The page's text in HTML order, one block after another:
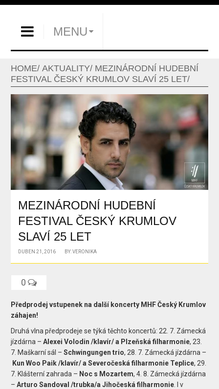
MENU
HOME AKTUALITY MEZINÁRODNÍ HUDEBNÍ
FESTIVAL ČESKÝ KRUMLOV SLAVÍ 25 LET
MEZINÁRODNÍ HUDEBNÍ
FESTIVAL ČESKÝ KRUMLOV
SLAVÍ 25 LET
DUBEN 21, 2016 BY: VERONIKA
0
Předprodej vstupenek na další koncerty MHF Český Krumlov
záhajen!
Druhá vlna předprodeje se týká těchto koncertů: 22. 7. Zámecká
jízdárna –Alexei Volodin /klavír/ a Plzeňská filharmonie, 23.
7. Maškarní sál –Schwingungen trio, 28. 7. Zámecká jízdárna –
Kun Woo Paik /klavír/ a Severočeská filharmonie Teplice, 29.
7. Klášterní zahrada – Noc s Mozartem, 4. 8. Zámecká jízdárna
–Arturo Sandoval /trubka/a Jihočeská filharmonie . I v